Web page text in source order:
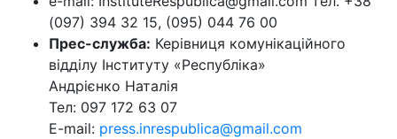
(097) 394 32 15, (095) 044 76 00
Прес-служба: Керівниця комунікаційного
відділу Інституту «Республіка»
Андрієнко Наталія
Тел: 097 172 63 07
E-mail: press.inrespublica@gmail.com